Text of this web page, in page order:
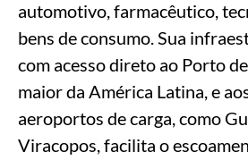
automotivo, farmacêutico,
bens de consumo. Sua
com acesso direto ao Porto
maior da América Latina, e
aeroportos de carga, como
Viracopos, facilita o